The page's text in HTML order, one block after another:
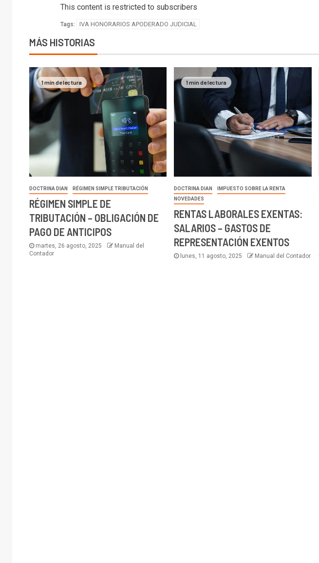
This content is restricted to subscribers
Tags: IVA HONORARIOS APODERADO JUDICIAL
MÁS HISTORIAS
1 min de lectura
DOCTRINA DIAN RÉGIMEN SIMPLE TRIBUTACIÓN
RÉGIMEN SIMPLE DE
TRIBUTACIÓN – OBLIGACIÓN DE
PAGO DE ANTICIPOS
martes, 26 agosto, 2025
Manual del
Contador
1 min de lectura
DOCTRINA DIAN
IMPUESTO SOBRE LA RENTA
NOVEDADES
RENTAS LABORALES EXENTAS:
SALARIOS – GASTOS DE
REPRESENTACIÓN EXENTOS
lunes, 11 agosto, 2025 Manual del Contador